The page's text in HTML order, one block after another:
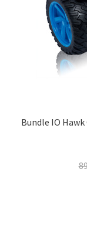
Bundle IO